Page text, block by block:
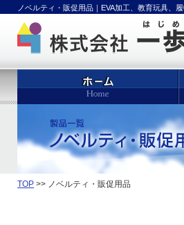
ノベルティ・販促用品｜EVA加工、教育玩具、
TOP >> ノベルティ・販促用品